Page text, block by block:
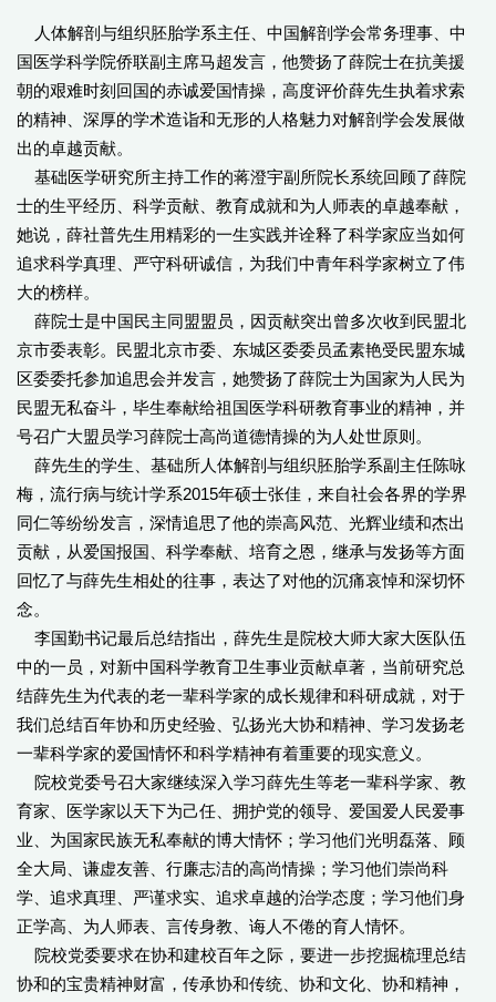
人体解剖与组织胚胎学系主任、中国解剖学会常务理事、中
国医学科学院侨联副主席马超发言，他赞扬了薛院士在抗美援
朝的艰难时刻回国的赤诚爱国情操，高度评价薛先生执着求索
的精神、深厚的学术造诣和无形的人格魅力对解剖学会发展做
出的卓越贡献。
基础医学研究所主持工作的蒋澄宇副所院长系统回顾了薛院
士的生平经历、科学贡献、教育成就和为人师表的卓越奉献，
她说，薛社普先生用精彩的一生实践并诠释了科学家应当如何
追求科学真理、严守科研诚信，为我们中青年科学家树立了伟
大的榜样。
薛院士是中国民主同盟盟员，因贡献突出曾多次收到民盟北
京市委表彰。民盟北京市委、东城区委委员孟素艳受民盟东城
区委委托参加追思会并发言，她赞扬了薛院士为国家为人民为
民盟无私奋斗，毕生奉献给祖国医学科研教育事业的精神，并
号召广大盟员学习薛院士高尚道德情操的为人处世原则。
薛先生的学生、基础所人体解剖与组织胚胎学系副主任陈咏
梅，流行病与统计学系2015年硕士张佳，来自社会各界的学界
同仁等纷纷发言，深情追思了他的崇高风范、光辉业绩和杰出
贡献，从爱国报国、科学奉献、培育之恩，继承与发扬等方面
回忆了与薛先生相处的往事，表达了对他的沉痛哀悼和深切怀
念。
李国勤书记最后总结指出，薛先生是院校大师大家大医队伍
中的一员，对新中国科学教育卫生事业贡献卓著，当前研究总
结薛先生为代表的老一辈科学家的成长规律和科研成就，对于
我们总结百年协和历史经验、弘扬光大协和精神、学习发扬老
一辈科学家的爱国情怀和科学精神有着重要的现实意义。
院校党委号召大家继续深入学习薛先生等老一辈科学家、教
育家、医学家以天下为己任、拥护党的领导、爱国爱人民爱事
业、为国家民族无私奉献的博大情怀；学习他们光明磊落、顾
全大局、谦虚友善、行廉志洁的高尚情操；学习他们崇尚科
学、追求真理、严谨求实、追求卓越的治学态度；学习他们身
正学高、为人师表、言传身教、诲人不倦的育人情怀。
院校党委要求在协和建校百年之际，要进一步挖掘梳理总结
协和的宝贵精神财富，传承协和传统、协和文化、协和精神，